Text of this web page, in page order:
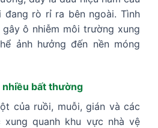
rò rỉ ra bên ngoài. Tình
ô nhiễm môi trường xung
ảnh hưởng đến nền móng
bất thường
của ruồi, muỗi, gián và các
quanh khu vực nhà vệ